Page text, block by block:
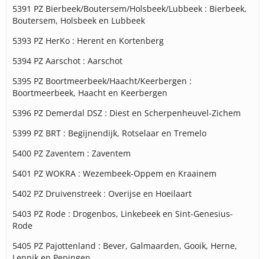
5391 PZ Bierbeek/Boutersem/Holsbeek/Lubbeek : Bierbeek,
Boutersem, Holsbeek en Lubbeek
5393 PZ HerKo : Herent en Kortenberg
5394 PZ Aarschot : Aarschot
5395 PZ Boortmeerbeek/Haacht/Keerbergen :
Boortmeerbeek, Haacht en Keerbergen
5396 PZ Demerdal DSZ : Diest en Scherpenheuvel-Zichem
5399 PZ BRT : Begijnendijk, Rotselaar en Tremelo
5400 PZ Zaventem : Zaventem
5401 PZ WOKRA : Wezembeek-Oppem en Kraainem
5402 PZ Druivenstreek : Overijse en Hoeilaart
5403 PZ Rode : Drogenbos, Linkebeek en Sint-Genesius-
Rode
5405 PZ Pajottenland : Bever, Galmaarden, Gooik, Herne,